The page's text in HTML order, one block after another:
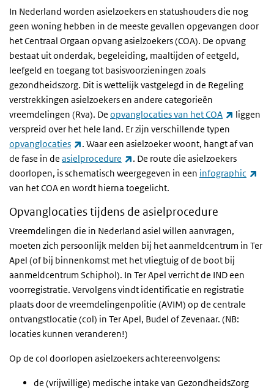
In Nederland worden asielzoekers en statushouders die nog
geen woning hebben in de meeste gevallen opgevangen door
het Centraal Orgaan opvang asielzoekers (COA). De opvang
bestaat uit onderdak, begeleiding, maaltijden of eetgeld,
leefgeld en toegang tot basisvoorzieningen zoals
gezondheidszorg. Dit is wettelijk vastgelegd in de Regeling
verstrekkingen asielzoekers en andere categorieën
vreemdelingen (Rva). De opvanglocaties van het COA (externe
liggen
verspreid over het hele land. Er zijn verschillende typen
opvanglocaties
(externe link)
. Waar een asielzoeker woont, hangt af van
de fase in de asielprocedure (externe link)
. De route die asielzoekers
doorlopen, is schematisch weergegeven in een infographic
van het COA en wordt hierna toegelicht.
Opvanglocaties tijdens de asielprocedure
Vreemdelingen die in Nederland asiel willen aanvragen,
moeten zich persoonlijk melden bij het aanmeldcentrum in Ter
Apel (of bij binnenkomst met het vliegtuig of de boot bij
aanmeldcentrum Schiphol). In Ter Apel verricht de IND een
voorregistratie. Vervolgens vindt identificatie en registratie
plaats door de vreemdelingenpolitie (AVIM) op de centrale
ontvangstlocatie (col) in Ter Apel, Budel of Zevenaar. (NB:
locaties kunnen veranderen!)
Op de col doorlopen asielzoekers achtereenvolgens:
de (vrijwillige) medische intake van GezondheidsZorg